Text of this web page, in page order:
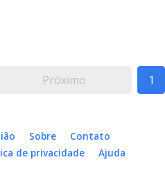
Próximo 1
Sobre
Contato
de privacidade Ajuda